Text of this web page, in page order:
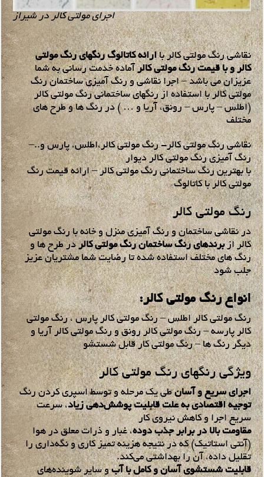
اجرای مولتی کالر در شیراز
نقاشی رنگ مولتی کالر باارائه کاتالوگ رنگهای رنگ مولتی
کالر و با قیمت رنگ مولتی کالرآماده خدمت رسانی به شما
عزیزان می باشد – اجرا نقاشی و رنگ آمیزی ساختمان رنگ
مولتی کالر با استفاده از رنگهای ساختمانی رنگ مولتی کالر
(اطلس – پارس – رونق، آریا و … ) در رنگ ها و طرح های
مختلف
نقاشی رنگ مولتی کالر- رنگ مولتی کالر،اطلس، پارس و..–
رنگ آمیزی رنگ مولتی کالر دیوار
با بهترین رنگ ساختمانی رنگ مولتی کالر – ارائه قیمت رنگ
مولتی کالر با کاتالوگ
رنگ مولتی کالر
در نقاشی ساختمان و رنگ آمیزی منزل و خانه با رنگ مولتی
کالر ازبرندهای رنگ ساختمان رنگ مولتی کالردر طرح ها و
رنگ های مختلف استفاده شده تا رضایت شما مشتریان عزیز
جلب شود
انواع رنگ مولتی کالر:
رنگ مولتی کالر اطلس – رنگ مولتی کالر پارس ، رنگ مولتی
کالر پارسه – رنگ مولتی کالر رونق و رنگ مولتی کالر آریا و
دیگر رنگ ها – رنگ مولتی کار قابل شستشو
ویژگی رنگهای رنگ مولتی کالر
اجرای سریع و آسانطی یک مرحله و توسط اسپری کردن رنگ
توجیه اقتصادی به علت قابلیت پوشش‌دهی زیاد، سرعت
سریع اجرا و کاهش نیروی کار
مقاومت بالا در برابر جذب دوده، غبار و ذرات معلق در هوا
(آنتی استاتیک) که در نتیجه هزینه تمیز کاری و نگه‌داری را
تقلیل داده، آن را بهداشتی می‌کند.
قابلیت شستشوی آسان و کامل با آبو سایر شوینده‌های